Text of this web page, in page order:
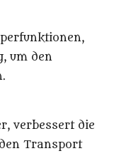
um den
verbessert die
Transport